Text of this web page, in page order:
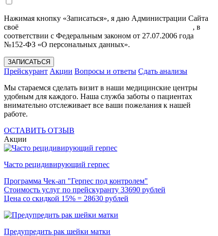
Нажимая кнопку «Записаться», я даю Администрации Сайта
своё
, в
соответствии с Федеральным законом от 27.07.2006 года
№152-ФЗ «О персональных данных».
ЗАПИСАТЬСЯ
Прейскурант Акции Вопросы и ответы Сдать анализы
Мы стараемся сделать визит в наши медицинские центры
удобным для каждого. Наша служба заботы о пациентах
внимательно отслеживает все ваши пожелания к нашей
работе.
ОСТАВИТЬ ОТЗЫВ
Акции
Часто рецидивирующий герпес
Программа Чек-ап "Герпес под контролем"
Стоимость услуг по прейскуранту 33690 рублей
Цена со скидкой 15% = 28630 рублей
Предупредить рак шейки матки